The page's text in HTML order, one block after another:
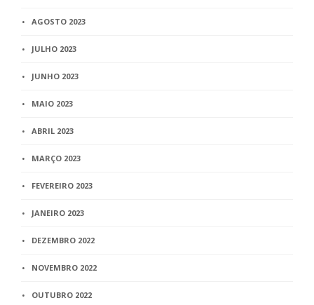
AGOSTO 2023
JULHO 2023
JUNHO 2023
MAIO 2023
ABRIL 2023
MARÇO 2023
FEVEREIRO 2023
JANEIRO 2023
DEZEMBRO 2022
NOVEMBRO 2022
OUTUBRO 2022